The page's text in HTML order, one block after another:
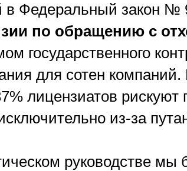
Федеральный закон №
по обращению с
государственного
для сотен компаний.
лицензиатов рискуют
из-за
руководстве мы